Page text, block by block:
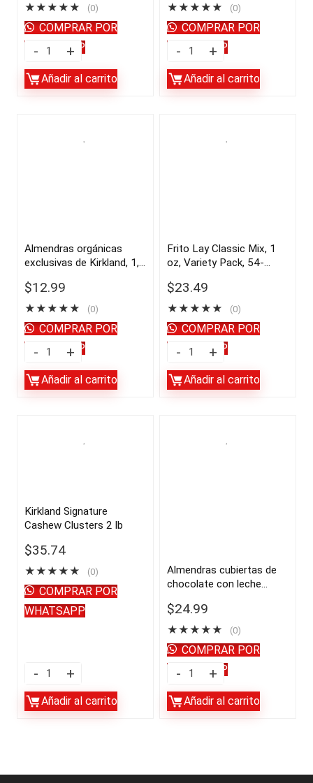
importado de USA
★★★★★ (0)
Paquete
variado
de
30
unidades
|
importado
de
USA
Añadir al carrito
COMPRAR POR
WHATSAPP
importado de USA
★★★★★ (0)
Palitos
de
ternera
alimentados
12
unidades
|
importado
de
USA
Añadir al carrito
COMPRAR POR
WHATSAPP
Almendras orgánicas
exclusivas de Kirkland, 1,7
(copia)
$12.99
★★★★★ (0)
Almendras
orgánicas
exclusivas
importado
de
USA
(copia)
quantity
Añadir al carrito
COMPRAR POR
WHATSAPP
Frito Lay Classic Mix, 1
oz, Variety Pack, 54-
$23.49
★★★★★ (0)
Frito
Lay
Classic
importado
de
USA
quantity
Añadir al carrito
COMPRAR POR
WHATSAPP
Kirkland Signature
Cashew Clusters 2 lb
$35.74
★★★★★ (0)
Kirkland
Signature
Cashew
Añadir al carrito
COMPRAR POR
WHATSAPP
Almendras cubiertas de
chocolate con leche
oz | importado de USA
$24.99
★★★★★ (0)
Almendras
cubiertas
de
Añadir al carrito
COMPRAR POR
WHATSAPP